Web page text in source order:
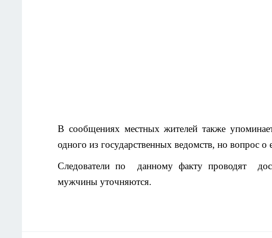
В сообщениях местных жителей также
одного из государственных ведомств, но вопрос
Следователи по данному факту проводят
мужчины уточняются.